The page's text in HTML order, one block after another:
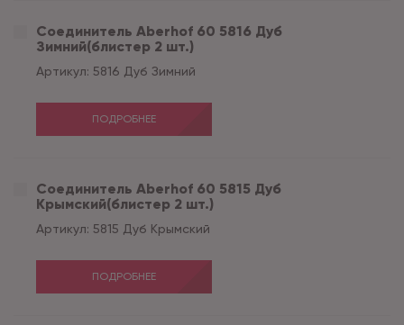
Соединитель Aberhof 60 5816 Дуб
Зимний(блистер 2 шт.)
Артикул: 5816 Дуб Зимний
ПОДРОБНЕЕ
Соединитель Aberhof 60 5815 Дуб
Крымский(блистер 2 шт.)
Артикул: 5815 Дуб Крымский
ПОДРОБНЕЕ